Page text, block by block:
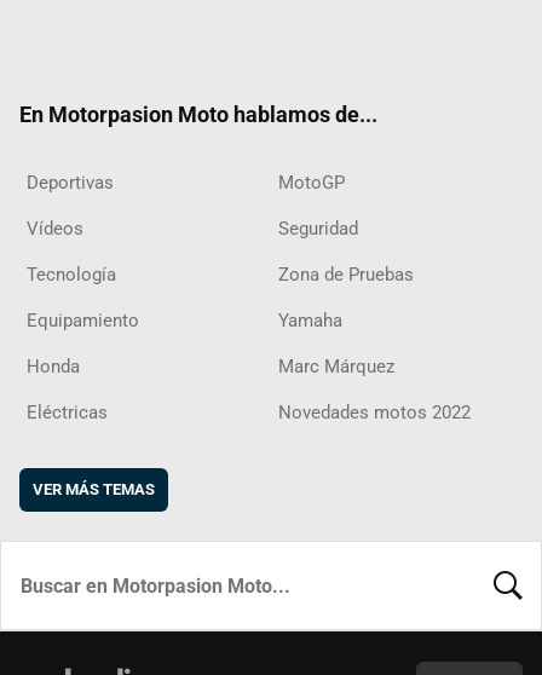
En Motorpasion Moto hablamos de...
Deportivas MotoGP
Vídeos Seguridad
Tecnología Zona de Pruebas
Equipamiento Yamaha
Honda Marc Márquez
Eléctricas Novedades motos 2022
VER MÁS TEMAS